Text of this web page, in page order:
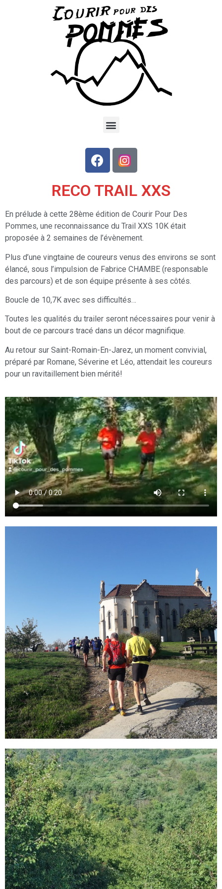
RECO TRAIL XXS
En prélude à cette 28ème édition de Courir Pour Des
Pommes, une reconnaissance du Trail XXS 10K était
proposée à 2 semaines de l’évènement.
Plus d’une vingtaine de coureurs venus des environs se sont
élancé, sous l’impulsion de Fabrice CHAMBE (responsable
des parcours) et de son équipe présente à ses côtés.
Boucle de 10,7K avec ses difficultés…
Toutes les qualités du trailer seront nécessaires pour venir à
bout de ce parcours tracé dans un décor magnifique.
Au retour sur Saint-Romain-En-Jarez, un moment convivial,
préparé par Romane, Séverine et Léo, attendait les coureurs
pour un ravitaillement bien mérité!